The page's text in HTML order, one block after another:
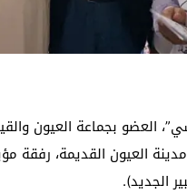
العضو بجماعة العيون
العيون القديمة، رفقة
الجديد).